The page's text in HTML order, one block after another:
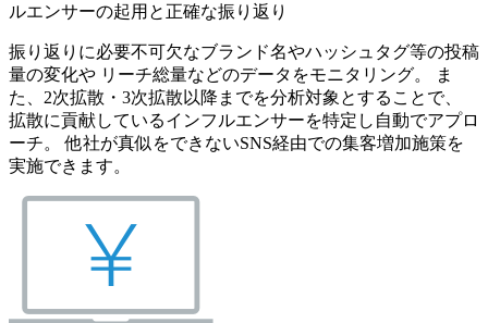
ルエンサーの起用と正確な振り返り
振り返りに必要不可欠なブランド名やハッシュタグ等の投稿
量の変化や リーチ総量などのデータをモニタリング。 ま
た、2次拡散・3次拡散以降までを分析対象とすることで、
拡散に貢献しているインフルエンサーを特定し自動でアプロ
ーチ。 他社が真似をできないSNS経由での集客増加施策を
実施できます。